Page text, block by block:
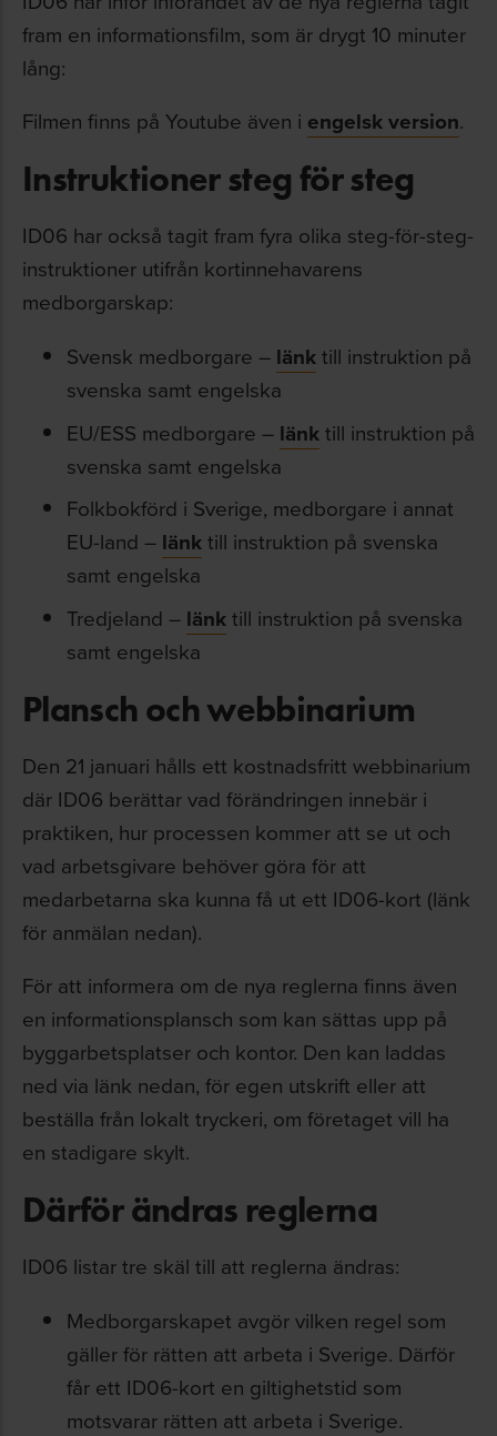
fram en informationsfilm, som är drygt 10 minuter
lång:
Filmen finns på Youtube även i engelsk version.
Instruktioner steg för steg
ID06 har också tagit fram fyra olika steg-för-steg-
instruktioner utifrån kortinnehavarens
medborgarskap:
Svensk medborgare – länktill instruktion på
svenska samt engelska
EU/ESS medborgare – länktill instruktion på
svenska samt engelska
Folkbokförd i Sverige, medborgare i annat
EU-land – länktill instruktion på svenska
samt engelska
Tredjeland – länktill instruktion på svenska
samt engelska
Plansch och webbinarium
Den 21 januari hålls ett kostnadsfritt webbinarium
där ID06 berättar vad förändringen innebär i
praktiken, hur processen kommer att se ut och
vad arbetsgivare behöver göra för att
medarbetarna ska kunna få ut ett ID06-kort (länk
för anmälan nedan).
För att informera om de nya reglerna finns även
en informationsplansch som kan sättas upp på
byggarbetsplatser och kontor. Den kan laddas
ned via länk nedan, för egen utskrift eller att
beställa från lokalt tryckeri, om företaget vill ha
en stadigare skylt.
Därför ändras reglerna
ID06 listar tre skäl till att reglerna ändras:
Medborgarskapet avgör vilken regel som
gäller för rätten att arbeta i Sverige. Därför
får ett ID06-kort en giltighetstid som
motsvarar rätten att arbeta i Sverige.